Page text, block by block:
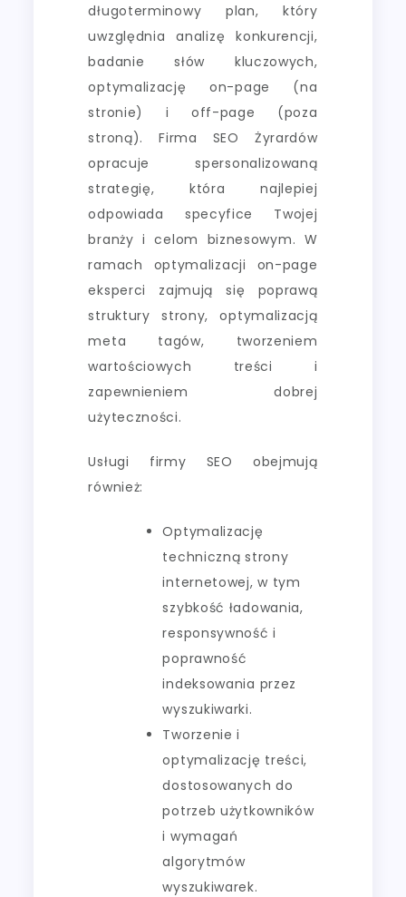
długoterminowy plan, który
uwzględnia analizę konkurencji,
badanie słów kluczowych,
optymalizację on-page (na
stronie) i off-page (poza
stroną). Firma SEO Żyrardów
opracuje spersonalizowaną
strategię, która najlepiej
odpowiada specyfice Twojej
branży i celom biznesowym. W
ramach optymalizacji on-page
eksperci zajmują się poprawą
struktury strony, optymalizacją
meta tagów, tworzeniem
wartościowych treści i
zapewnieniem dobrej
użyteczności.
Usługi firmy SEO obejmują
również:
Optymalizację
techniczną strony
internetowej, w tym
szybkość ładowania,
responsywność i
poprawność
indeksowania przez
wyszukiwarki.
Tworzenie i
optymalizację treści,
dostosowanych do
potrzeb użytkowników
i wymagań
algorytmów
wyszukiwarek.